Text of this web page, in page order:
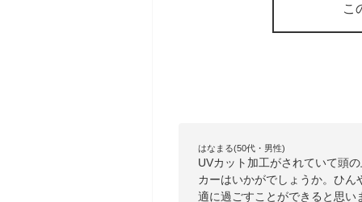
こ
はなまる(50代・男性)
UVカット加工がされていて頭
カーはいかがでしょうか。ひ
適に過ごすことができると思い